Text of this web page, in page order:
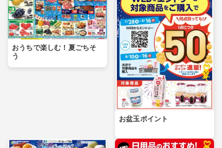
おうちで楽しむ！夏ごちそ
う
お盆玉ポイント